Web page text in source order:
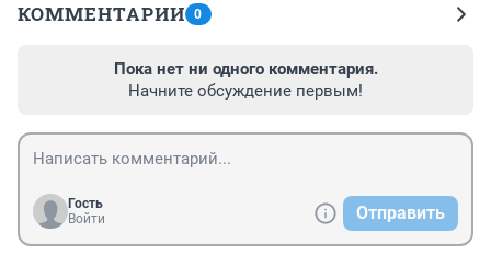
КОММЕНТАРИИ 0
Пока нет ни одного комментария.
Начните обсуждение первым!
Гость
Войти
Отправить